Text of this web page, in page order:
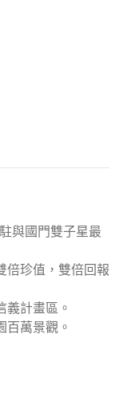
與國門雙子星最
倍珍值，雙倍回報
義計畫區。
百萬景觀。